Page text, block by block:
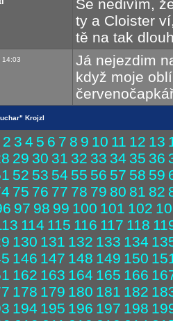
Se nedivím,
ty a Cloister
tě na tak
14:03
Já nejezdim
když moje
Krojzl
2 3 4 5 6 7 8 9 10 11 12 13
29 30 31 32 33 34 35 36
52 53 54 55 56 57 58 59
75 76 77 78 79 80 81 82
97 98 99 100 101 102
114 115 116 117 118
130 131 132 133 134
146 147 148 149 150
162 163 164 165 166
178 179 180 181 182
194 195 196 197 198